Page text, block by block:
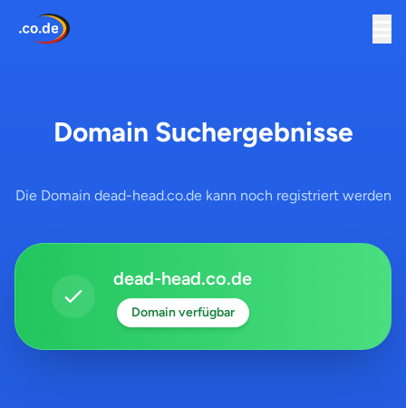
Domain Suchergebnisse
Die Domain dead-head.co.de kann noch registriert werden
dead-head.co.de
Domain verfügbar